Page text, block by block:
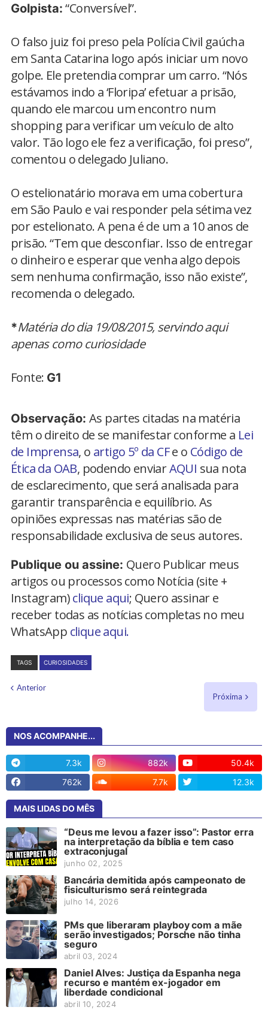
Golpista: “Conversível”.
O falso juiz foi preso pela Polícia Civil gaúcha
em Santa Catarina logo após iniciar um novo
golpe. Ele pretendia comprar um carro. “Nós
estávamos indo a ‘Floripa’ efetuar a prisão,
quando ele marcou um encontro num
shopping para verificar um veículo de alto
valor. Tão logo ele fez a verificação, foi preso”,
comentou o delegado Juliano.
O estelionatário morava em uma cobertura
em São Paulo e vai responder pela sétima vez
por estelionato. A pena é de um a 10 anos de
prisão. “Tem que desconfiar. Isso de entregar
o dinheiro e esperar que venha algo depois
sem nenhuma confirmação, isso não existe”,
recomenda o delegado.
*Matéria do dia 19/08/2015, servindo aqui
apenas como curiosidade
Fonte: G1
Observação: As partes citadas na matéria
têm o direito de se manifestar conforme a Lei
de Imprensa, o artigo 5º da CFe o Código de
Ética da OAB, podendo enviarAQUI sua nota
de esclarecimento, que será analisada para
garantir transparência e equilíbrio. As
opiniões expressas nas matérias são de
responsabilidade exclusiva de seus autores.
Publique ou assine: Quero Publicar meus
artigos ou processos como Notícia (site +
Instagram)clique aqui; Quero assinar e
receber todas as notícias completas no meu
WhatsApp clique aqui.
TAGS CURIOSIDADES
Anterior
Próxima
NOS ACOMPANHE...
7.3k 882k
50.4k
762k
7.7k 12.3k
MAIS LIDAS DO MÊS
“Deus me levou a fazer isso”: Pastor erra
na interpretação da bíblia e tem caso
extraconjugal
junho 02, 2025
Bancária demitida após campeonato de
fisiculturismo será reintegrada
julho 14, 2026
PMs que liberaram playboy com a mãe
serão investigados; Porsche não tinha
seguro
abril 03, 2024
Daniel Alves: Justiça da Espanha nega
recurso e mantém ex-jogador em
liberdade condicional
abril 10, 2024